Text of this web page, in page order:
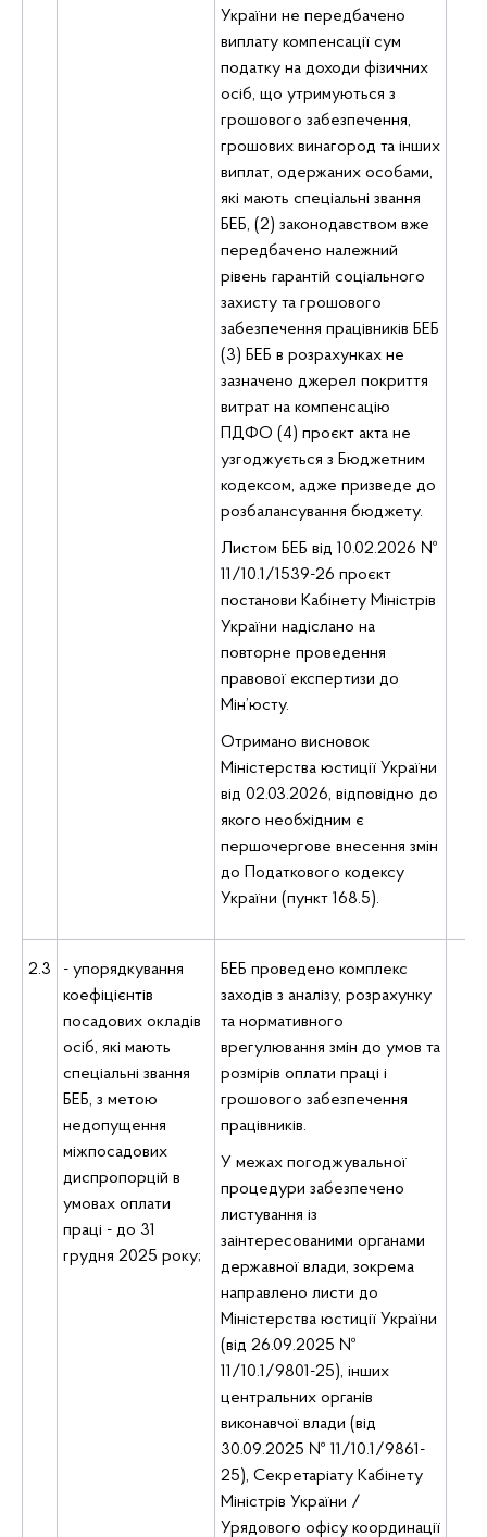
України не передбачено
виплату компенсації сум
податку на доходи фізичних
осіб, що утримуються з
грошового забезпечення,
грошових винагород та інших
виплат, одержаних особами,
які мають спеціальні звання
БЕБ, (2) законодавством вже
передбачено належний
рівень гарантій соціального
захисту та грошового
забезпечення працівників БЕБ
(3) БЕБ в розрахунках не
зазначено джерел покриття
витрат на компенсацію
ПДФО (4) проєкт акта не
узгоджується з Бюджетним
кодексом, адже призведе до
розбалансування бюджету.
Листом БЕБ від 10.02.2026 №
11/10.1/1539-26 проєкт
постанови Кабінету Міністрів
України надіслано на
повторне проведення
правової експертизи до
Мін’юсту.
Отримано висновок
Міністерства юстиції України
від 02.03.2026, відповідно до
якого необхідним є
першочергове внесення змін
до Податкового кодексу
України (пункт 168.5).
2.3
- упорядкування
коефіцієнтів
посадових окладів
осіб, які мають
спеціальні звання
БЕБ, з метою
недопущення
міжпосадових
диспропорцій в
умовах оплати
праці - до 31
грудня 2025 року;
БЕБ проведено комплекс
заходів з аналізу, розрахунку
та нормативного
врегулювання змін до умов та
розмірів оплати праці і
грошового забезпечення
працівників.
У межах погоджувальної
процедури забезпечено
листування із
заінтересованими органами
державної влади, зокрема
направлено листи до
Міністерства юстиції України
(від 26.09.2025 №
11/10.1/9801-25), інших
центральних органів
виконавчої влади (від
30.09.2025 № 11/10.1/9861-
25), Секретаріату Кабінету
Міністрів України /
Урядового офісу координації